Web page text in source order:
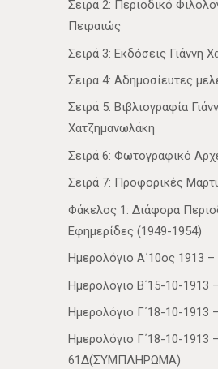
Σειρά 2: Περιοδικό
Πειραιώς
Σειρά 3: Εκδόσεις Γιάννη
Σειρά 4: Αδημοσίευτες
Σειρά 5: Βιβλιογραφία
Χατζημανωλάκη
Σειρά 6: Φωτογραφικό
Σειρά 7: Προφορικές
Φάκελος 1: Διάφορα
Εφημερίδες (1949-1954)
Ημερολόγιο Α΄10ος 1913
Ημερολόγιο Β΄15-10-1913
Ημερολόγιο Γ΄18-10-1913
Ημερολόγιο Γ΄18-10-1913
61Δ(ΣΥΜΠΛΗΡΩΜΑ)